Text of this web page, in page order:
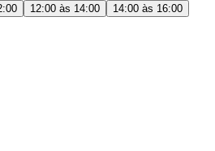
12:00 às 14:00
14:00 às 16:00